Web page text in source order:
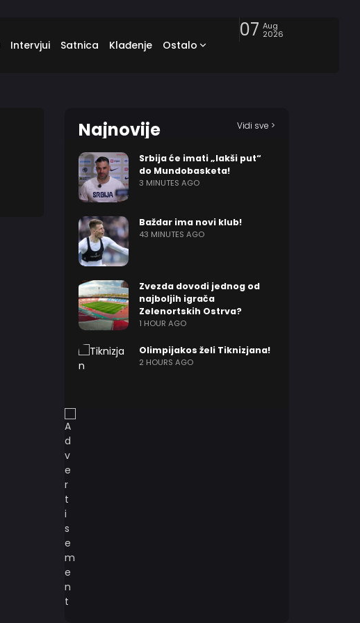
Intervjui Satnica Klađenje Ostalo
07 Aug
2026
Najnovije Vidi sve >
Srbija će imati „lakši put“
do Mundobasketa!
3 MINUTES AGO
Baždar ima novi klub!
43 MINUTES AGO
Zvezda dovodi jednog od
najboljih igrača
Zelenortskih Ostrva?
1 HOUR AGO
Olimpijakos želi Tiknizjana!
2 HOURS AGO